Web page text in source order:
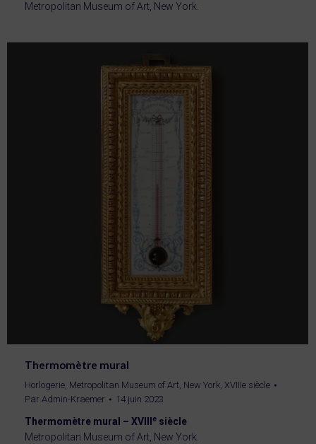
Metropolitan Museum of Art, New York.
Thermomètre mural
Horlogerie, Metropolitan Museum of Art, New York, XVIIIe siècle
Par Admin-Kraemer 14 juin 2023
Thermomètre mural – XVIII e siècle
Metropolitan Museum of Art, New York.